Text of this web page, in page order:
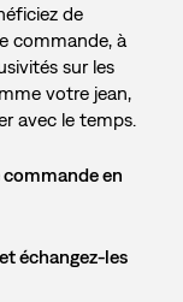
de
commande, à
sur les
votre jean,
avec le temps.
commande en
échangez-les